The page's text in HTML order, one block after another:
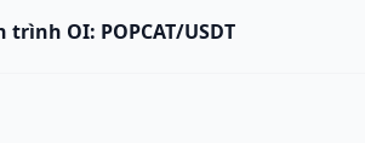
trình OI: POPCAT/USDT